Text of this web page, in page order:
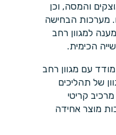
והמסה, וכן
מערכות הבחישה
למגוון רחב
הכימית.
עם מגוון רחב
של תהליכים
קריטי
מוצר אחידה